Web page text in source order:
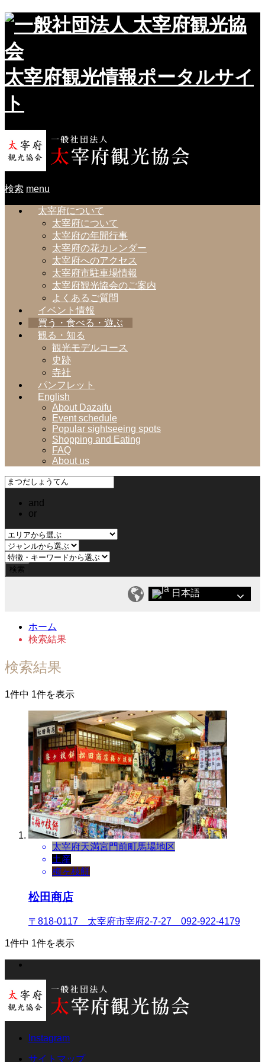
太宰府観光情報ポータルサイ
ト
検索 menu
太宰府について
太宰府について
太宰府の年間行事
太宰府の花カレンダー
太宰府へのアクセス
太宰府市駐車場情報
太宰府観光協会のご案内
よくあるご質問
イベント情報
買う・食べる・遊ぶ
観る・知る
観光モデルコース
史跡
寺社
パンフレット
English
About Dazaifu
Event schedule
Popular sightseeing spots
Shopping and Eating
FAQ
About us
and
or
日本語
ホーム
検索結果
検索結果
1件中 1件を表示
太宰府天満宮門前町馬場地区
土産
梅ヶ枝餅
松田商店
〒818-0117 太宰府市宰府2-7-27 092-922-4179
1件中 1件を表示
Instagram
サイトマップ